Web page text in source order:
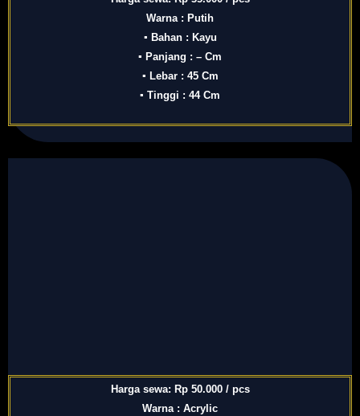
Warna : Putih
▪ Bahan : Kayu
▪ Panjang : – Cm
▪ Lebar : 45 Cm
▪ Tinggi : 44 Cm
Harga sewa: Rp 50.000 / pcs
Warna : Acrylic